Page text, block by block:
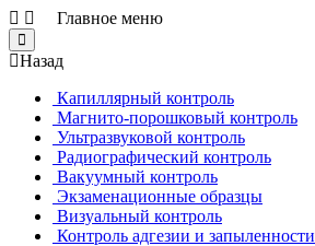
Главное меню
Close
Назад
Капиллярный контроль
Магнито-порошковый контроль
Ультразвуковой контроль
Радиографический контроль
Вакуумный контроль
Экзаменационные образцы
Визуальный контроль
Контроль адгезии и запыленности